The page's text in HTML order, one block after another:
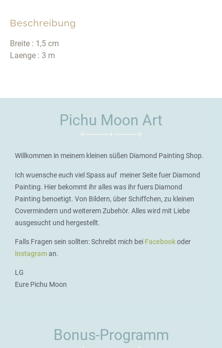
Beschreibung
Breite : 1,5 cm
Laenge : 3 m
Pichu Moon Art
Willkommen in meinem kleinen süßen Diamond Painting Shop.
Ich wuensche euch viel Spass auf meiner Seite fuer Diamond
Painting. Hier bekommt ihr alles was ihr fuers Diamond
Painting benoetigt. Von Bildern, über Schiffchen, zu kleinen
Covermindern und weiterem Zubehör. Alles wird mit Liebe
ausgesucht und hergestellt.
Falls Fragen sein sollten: Schreibt mich bei Facebookoder
Instagraman.
LG
Eure Pichu Moon
Bonus-Programm